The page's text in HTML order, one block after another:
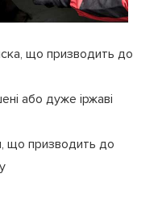
що призводить до
або дуже іржаві
що призводить до